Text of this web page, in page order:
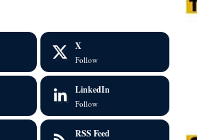
X
Follow
LinkedIn
Follow
RSS Feed